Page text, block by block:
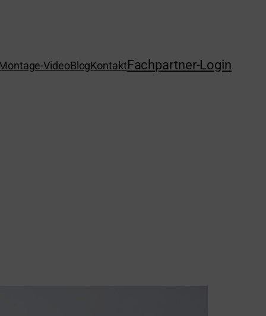
VideoBlogKontaktFachpartner-Login